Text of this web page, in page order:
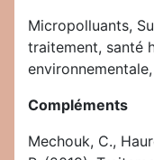
Micropolluants,
traitement, santé
Compléments
Mechouk, C.,